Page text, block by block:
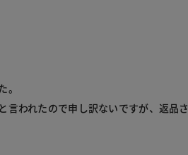
言われたので申し訳ないですが、返品さ